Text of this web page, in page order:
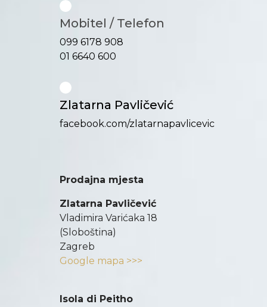
Mobitel / Telefon
099 6178 908
01 6640 600
Zlatarna Pavličević
facebook.com/zlatarnapavlicevic
Prodajna mjesta
Zlatarna Pavličević
Vladimira Varićaka 18
(Sloboština)
Zagreb
Google mapa >>>
Isola di Peitho